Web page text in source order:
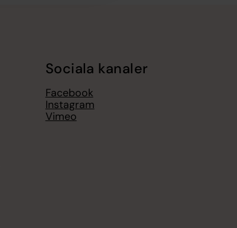
Sociala kanaler
Facebook
Instagram
Vimeo